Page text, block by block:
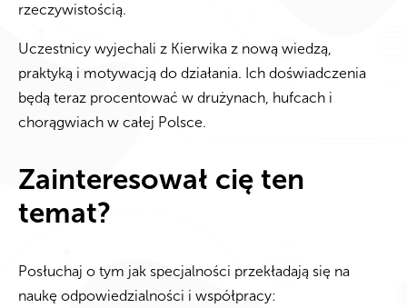
rzeczywistością.
Uczestnicy wyjechali z Kierwika z nową wiedzą,
praktyką i motywacją do działania. Ich doświadczenia
będą teraz procentować w drużynach, hufcach i
chorągwiach w całej Polsce.
Zainteresował cię ten
temat?
Posłuchaj o tym jak specjalności przekładają się na
naukę odpowiedzialności i współpracy: